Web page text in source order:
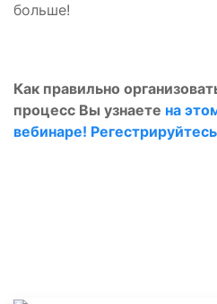
больше!
Как правильно
процесс Вы узнаете на
вебинаре!